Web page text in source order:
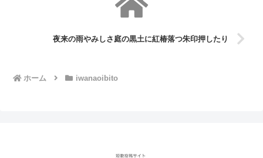
夜来の雨やみしさ庭の黒土に紅椿落つ朱印押したり
ホーム iwanaoibito